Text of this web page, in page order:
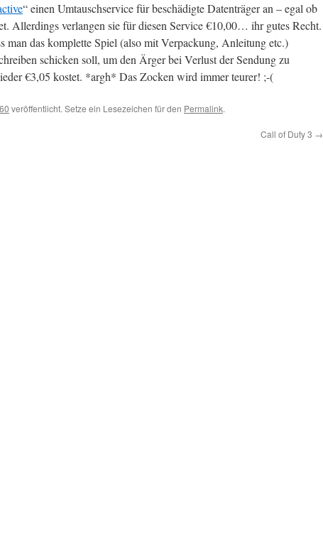
“ einen Umtauschservice für beschädigte Datenträger an – egal ob
Allerdings verlangen sie für diesen Service €10,00… ihr gutes Recht.
man das komplette Spiel (also mit Verpackung, Anleitung etc.)
schicken soll, um den Ärger bei Verlust der Sendung zu
€3,05 kostet. *argh* Das Zocken wird immer teurer! ;-(
veröffentlicht. Setze ein Lesezeichen für den Permalink.
Call of Duty 3 →